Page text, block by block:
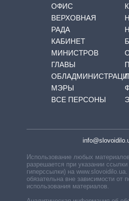
ОФИС
ВЕРХОВНАЯ
РАДА
КАБИНЕТ
МИНИСТРОВ
ГЛАВЫ
МЭРЫ
ВСЕ ПЕРСОНЫ
Использование любых
разрешается при указании
гиперссылки) на
обязательна вне зависимости от
использования материалов.